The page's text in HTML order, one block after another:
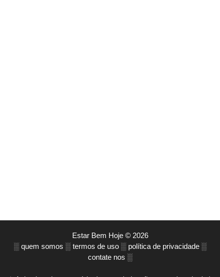
Estar Bem Hoje © 2026
░ quem somos ░ termos de uso░ política de privacidade░
contate nos ░